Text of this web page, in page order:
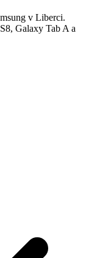
v Liberci.
Galaxy Tab A a